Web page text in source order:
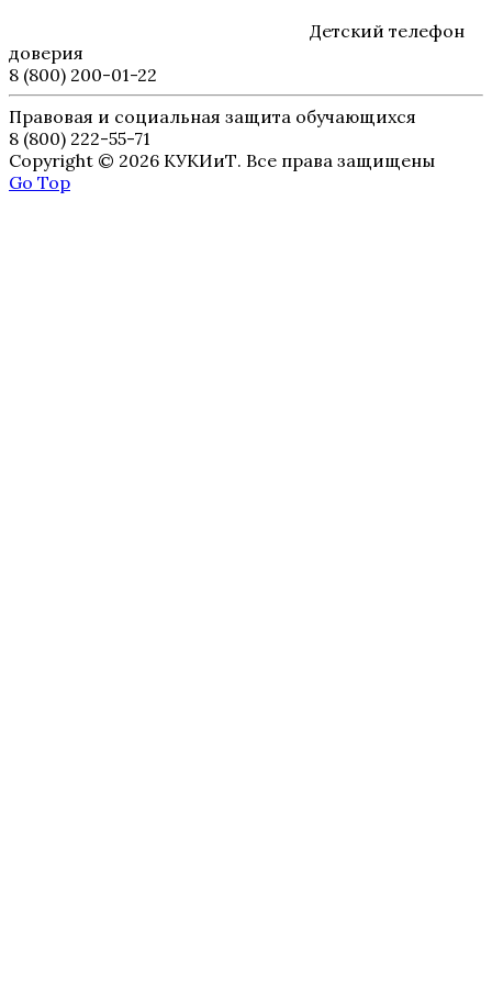
Детский телефон
доверия
8 (800) 200-01-22
Правовая и социальная защита обучающихся
8 (800) 222-55-71
Copyright © 2026 КУКИиТ. Все права защищены
Go Top